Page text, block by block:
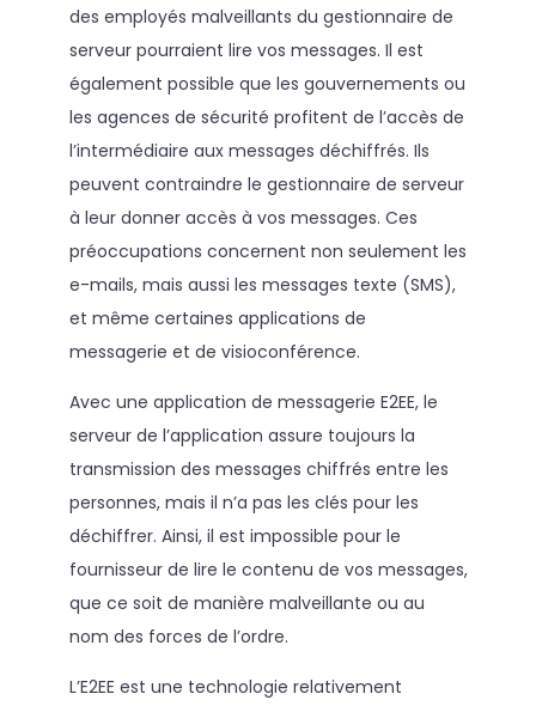
des employés malveillants du gestionnaire de
serveur pourraient lire vos messages. Il est
également possible que les gouvernements ou
les agences de sécurité profitent de l’accès de
l’intermédiaire aux messages déchiffrés. Ils
peuvent contraindre le gestionnaire de serveur
à leur donner accès à vos messages. Ces
préoccupations concernent non seulement les
e-mails, mais aussi les messages texte (SMS),
et même certaines applications de
messagerie et de visioconférence.
Avec une application de messagerie E2EE, le
serveur de l’application assure toujours la
transmission des messages chiffrés entre les
personnes, mais il n’a pas les clés pour les
déchiffrer. Ainsi, il est impossible pour le
fournisseur de lire le contenu de vos messages,
que ce soit de manière malveillante ou au
nom des forces de l’ordre.
L’E2EE est une technologie relativement